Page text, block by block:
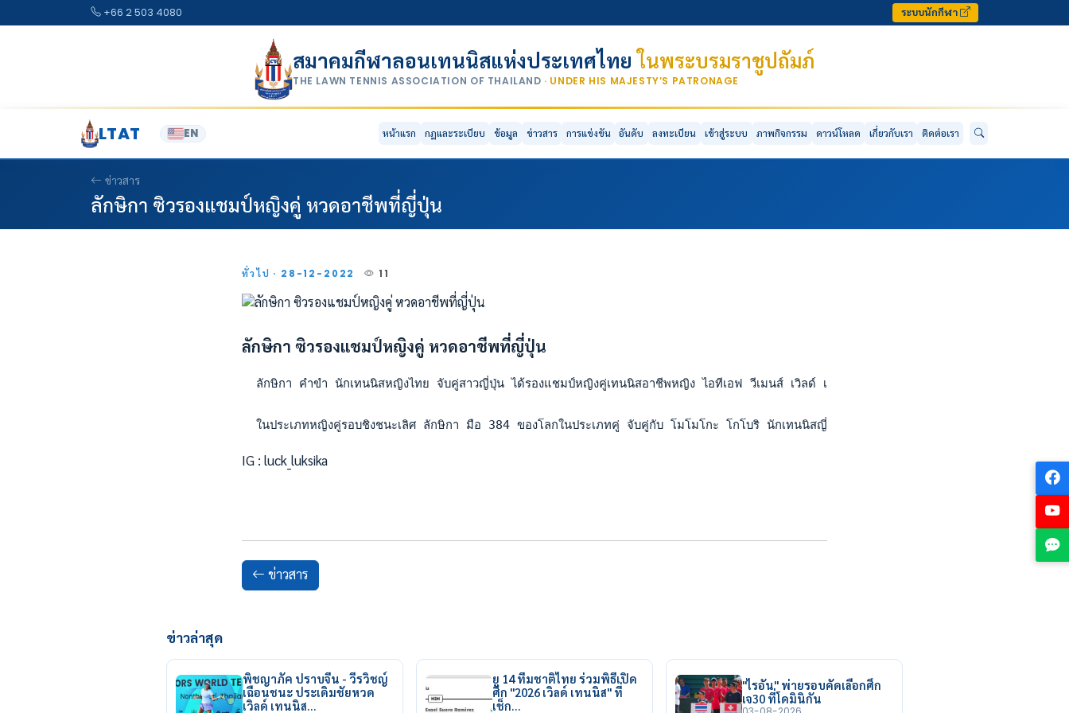
+66 2 503 4080 ระบบนักกีฬา
สมาคมกีฬาลอนเทนนิสแห่งประเทศไทยในพระบรมราชูปถัมภ์
THE LAWN TENNIS ASSOCIATION OF THAILAND · UNDER HIS MAJESTY’S PATRONAGE
LTAT EN หน้าแรก กฎและระเบียบ ข้อมูล ข่าวสาร การแข่งขัน อันดับ ลงทะเบียน เข้าสู่ระบบ ภาพกิจกรรม ดาวน์โหลด เกี่ยวกับเรา ติดต่อเรา
ข่าวสาร
ลักษิกา ซิวรองแชมป์หญิงคู่ หวดอาชีพที่ญี่ปุ่น
ทั่วไป · 28-12-2022 11
ลักษิกา ซิวรองแชมป์หญิงคู่ หวดอาชีพที่ญี่ปุ่น
ลักษิกา คำขำ นักเทนนิสหญิงไทย จับคู่สาวญี่ปุ่น ได้รองแชมป์หญิงคู่เทนนิสอาชีพหญิง ไอทีเอฟ วีเมนส์ เวิลด์ เทนนิส ทัวร์ รายการ “ดับเบิลยู 60 เกียวโ
ในประเภทหญิงคู่รอบชิงชนะเลิศ ลักษิกา มือ 384 ของโลกในประเภทคู่ จับคู่กับ โมโมโกะ โกโบริ นักเทนนิสญี่ปุ่น แพ้ เอิน ชั่ว เหลียง กับ ฟ่าง เซี๊ยะ ห
IG : luck_luksika
ข่าวสาร
ข่าวล่าสุด
พิชญาภัค ปราบจีน - วีรวิชญ์
เฉือนชนะ ประเดิมชัยหวด
เวิลด์ เทนนิส…
ยู 14 ทีมชาติไทย ร่วมพิธีเปิด
ศึก "2026 เวิลด์ เทนนิส" ที่
เช็ก…
"ไรอัน" พ่ายรอบคัดเลือกศึก
เจ30 ที่โดมินิกัน